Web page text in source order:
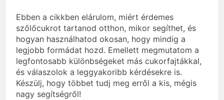
Ebben a cikkben elárulom, miért érdemes
szőlőcukrot tartanod otthon, mikor segíthet, és
hogyan használhatod okosan, hogy mindig a
legjobb formádat hozd. Emellett megmutatom a
legfontosabb különbségeket más cukorfajtákkal,
és válaszolok a leggyakoribb kérdésekre is.
Készülj, hogy többet tudj meg erről a kis, mégis
nagy segítségről!